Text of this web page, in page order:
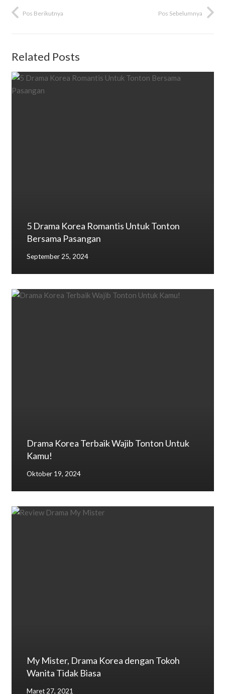
Pos Sebelumnya
Pos Berikutnya
Related Posts
5 Drama Korea Romantis Untuk Tonton
Bersama Pasangan
September 25, 2024
Drama Korea Terbaik Wajib Tonton Untuk
Kamu!
Oktober 19, 2024
My Mister, Drama Korea dengan Tokoh
Wanita Tidak Biasa
Maret 27, 2021